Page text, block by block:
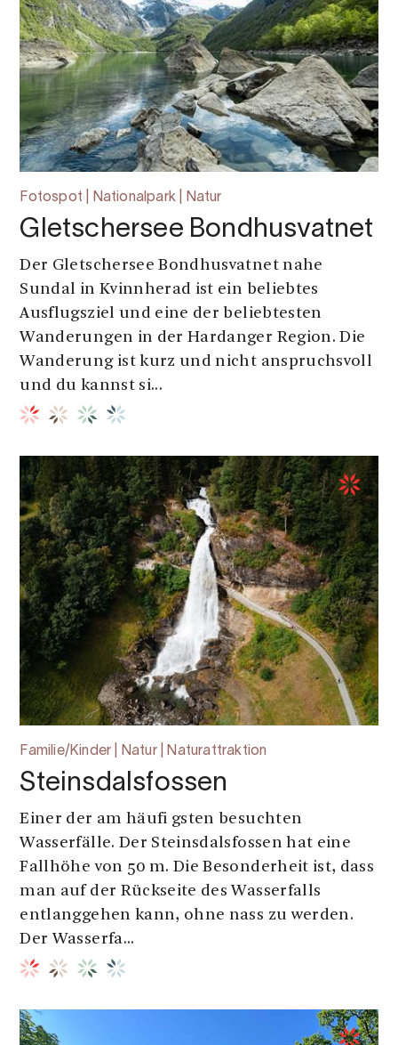
Fotospot | Nationalpark | Natur
Gletschersee Bondhusvatnet
Der Gletschersee Bondhusvatnet nahe
Sundal in Kvinnherad ist ein beliebtes
Ausflugsziel und eine der beliebtesten
Wanderungen in der Hardanger Region. Die
Wanderung ist kurz und nicht anspruchsvoll
und du kannst si...
Familie/Kinder | Natur | Naturattraktion
Steinsdalsfossen
Einer der am häufi gsten besuchten
Wasserfälle. Der Steinsdalsfossen hat eine
Fallhöhe von 50 m. Die Besonderheit ist, dass
man auf der Rückseite des Wasserfalls
entlanggehen kann, ohne nass zu werden.
Der Wasserfa...